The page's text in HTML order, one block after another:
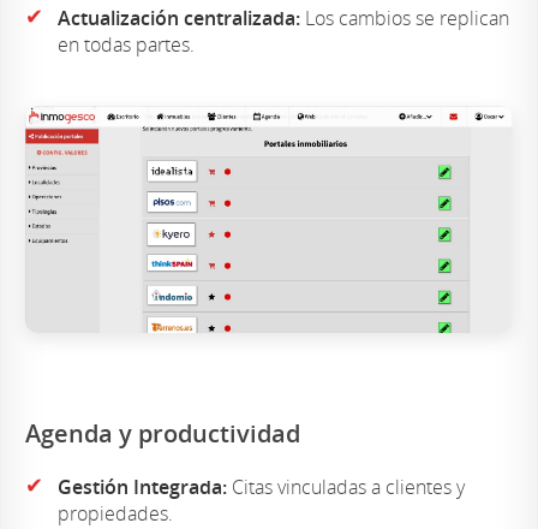
✔ Actualización centralizada: Los cambios se replican
en todas partes.
Agenda y productividad
✔ Gestión Integrada: Citas vinculadas a clientes y
propiedades.